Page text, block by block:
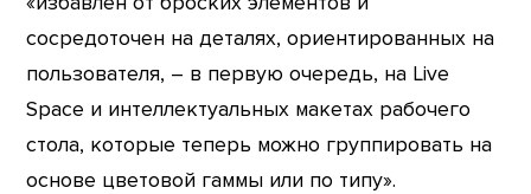
сосредоточен на деталях, ориентированных на
пользователя, – в первую очередь, на Live
Space и интеллектуальных макетах рабочего
стола, которые теперь можно группировать на
основе цветовой гаммы или по типу».